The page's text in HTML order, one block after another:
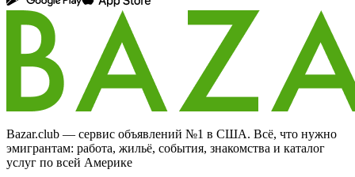
Bazar.club — сервис объявлений №1 в США. Всё, что нужно
эмигрантам: работа, жильё, события, знакомства и каталог
услуг по всей Америке